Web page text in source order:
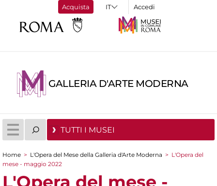
Acquista Accedi
GALLERIA D'ARTE MODERNA
TUTTI I MUSEI
Tu sei qui
Home > L'Opera del Mese della Galleria d'Arte Moderna > L'Opera del
mese - maggio 2022